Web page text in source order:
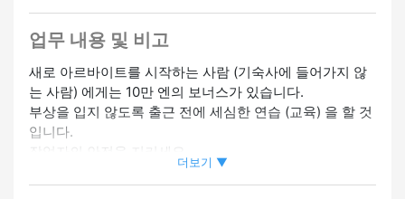
・정착민
*이 비자를 소지한 사람만 신청할 수 있습니다.
[안전 및 실습 (교육) 에 대하여]
회사는 고객의 “안전”을 가장 중요하게 생각합니다.
위험한 일은 절대 못하게 할게요
업무 내용 및 비고
새로 아르바이트를 시작하는 사람 (기숙사에 들어가지 않
는 사람) 에게는 10만 엔의 보너스가 있습니다.
부상을 입지 않도록 출근 전에 세심한 연습 (교육) 을 할 것
입니다.
작업자의 안전을 지키세요
더보기 ▼